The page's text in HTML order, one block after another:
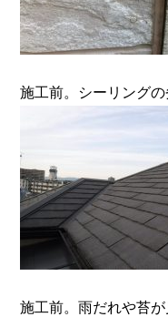
施工前。シーリングの
施工前。雨だれや苔が